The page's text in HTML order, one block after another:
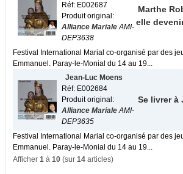
Réf: E002687
Produit original:
Alliance MarialeAMI-
DEP3638
Marthe
elle
Festival International Marial co-organisé par des
Emmanuel. Paray-le-Monial du 14 au 19...
Jean-Luc Moens
Réf: E002684
Produit original:
Alliance MarialeAMI-
DEP3635
Se livrer à
Festival International Marial co-organisé par des
Emmanuel. Paray-le-Monial du 14 au 19...
Afficher 1 à 10 (sur 14 articles)